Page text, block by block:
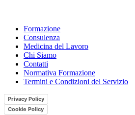
Formazione
Consulenza
Medicina del Lavoro
Chi Siamo
Contatti
Normativa Formazione
Termini e Condizioni del Servizio
Privacy Policy
Cookie Policy